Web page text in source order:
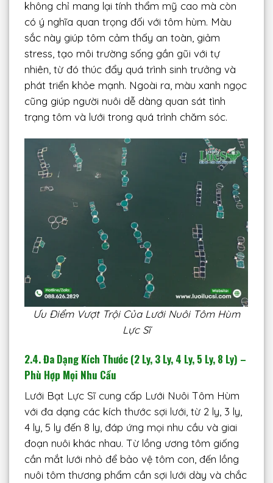
không chỉ mang lại tính thẩm mỹ cao mà còn
có ý nghĩa quan trọng đối với tôm hùm. Màu
sắc này giúp tôm cảm thấy an toàn, giảm
stress, tạo môi trường sống gần gũi với tự
nhiên, từ đó thúc đẩy quá trình sinh trưởng và
phát triển khỏe mạnh. Ngoài ra, màu xanh ngọc
cũng giúp người nuôi dễ dàng quan sát tình
trạng tôm và lưới trong quá trình chăm sóc.
Ưu Điểm Vượt Trội Của Lưới Nuôi Tôm Hùm
Lực Sĩ
2.4. Đa Dạng Kích Thước (2 Ly, 3 Ly, 4 Ly, 5 Ly, 8 Ly) –
Phù Hợp Mọi Nhu Cầu
Lưới Bạt Lực Sĩ cung cấp Lưới Nuôi Tôm Hùm
với đa dạng các kích thước sợi lưới, từ 2 ly, 3 ly,
4 ly, 5 ly đến 8 ly, đáp ứng mọi nhu cầu và giai
đoạn nuôi khác nhau. Từ lồng ương tôm giống
cần mắt lưới nhỏ để bảo vệ tôm con, đến lồng
nuôi tôm thương phẩm cần sợi lưới dày và chắc